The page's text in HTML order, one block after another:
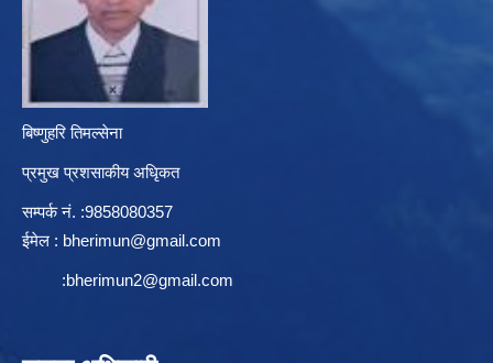
बिष्णुहरि तिमल्सेना
प्रमुख प्रशसाकीय अधिृकत
सम्पर्क न‌ं. :9858080357
ईमेल : bherimun@gmail.com
:bherimun2@gmail.com